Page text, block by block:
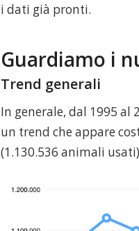
i dati già pronti.
Guardiamo i
Trend generali
In generale, dal 1995
un trend che appare
(1.130.536 animali